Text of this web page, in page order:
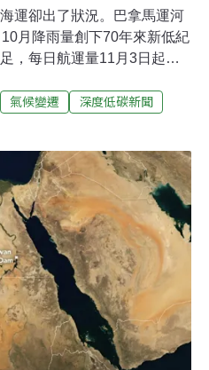
運卻出了狀況。巴拿馬運河
月降雨量創下70年來新低紀
，每日航運量11月3日起調
近一半。美東與亞洲間的貨
可能受到影響。不僅貨運延
貿易航道之一，運量約占全
，每天約有34-36艘船穿越運
削減運量，6月起陸續提出
船隻吃水深度等。巴拿馬運
下調至32艘；10月底再度宣
艘。《金融時報》報導，
則可能要等上2.7天才能通
氣候變遷
深度低碳新聞